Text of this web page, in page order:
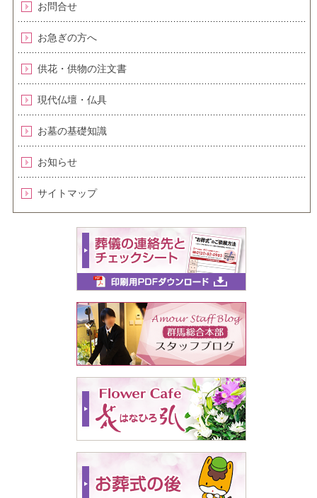
お問合せ
お急ぎの方へ
供花・供物の注文書
現代仏壇・仏具
お墓の基礎知識
お知らせ
サイトマップ